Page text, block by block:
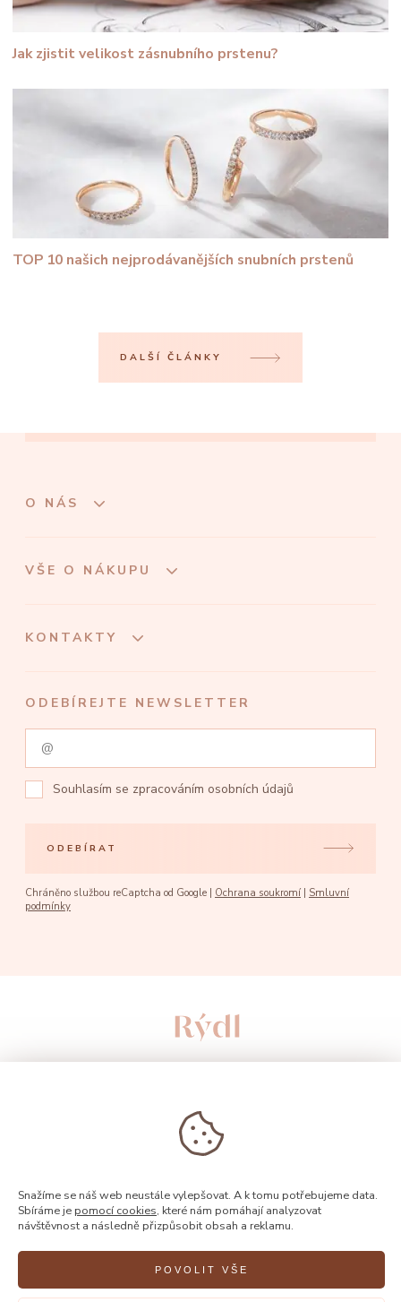
Jak zjistit velikost zásnubního prstenu?
TOP 10 našich nejprodávanějších snubních prstenů
DALŠÍ ČLÁNKY
O NÁS
VŠE O NÁKUPU
KONTAKTY
ODEBÍREJTE NEWSLETTER
Souhlasím se zpracováním osobních údajů
ODEBÍRAT
Chráněno službou reCaptcha od Google | Ochrana soukromí | Smluvní
podmínky
© 2026, Rýdl
Snažíme se náš web neustále vylepšovat. A k tomu potřebujeme data.
Sbíráme je pomocí cookies, které nám pomáhají analyzovat
návštěvnost a následně přizpůsobit obsah a reklamu.
POVOLIT VŠE